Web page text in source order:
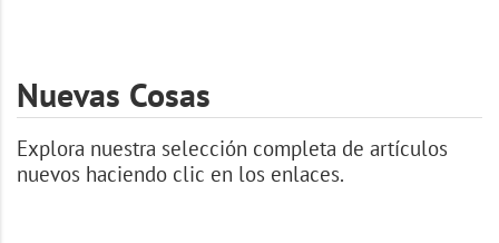
Nuevas Cosas
Explora nuestra selección completa de artículos
nuevos haciendo clic en los enlaces.